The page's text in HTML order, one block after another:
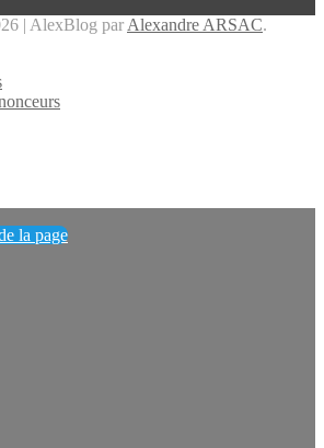
| AlexBlog par Alexandre ARSAC.
la page